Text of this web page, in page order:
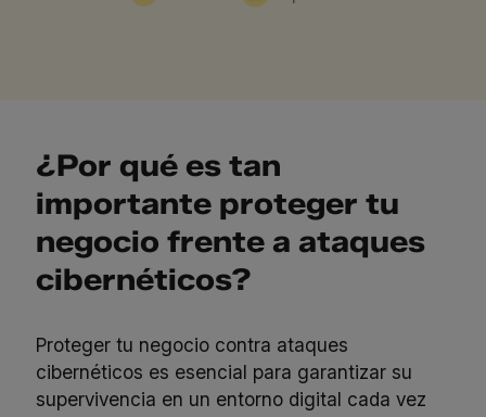
¿Por qué es tan
importante proteger tu
negocio frente a ataques
cibernéticos?
Proteger tu negocio contra ataques
cibernéticos es esencial para garantizar su
supervivencia en un entorno digital cada vez